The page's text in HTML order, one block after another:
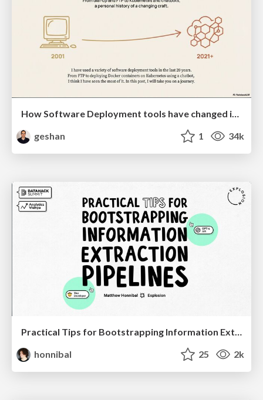
How Software Deployment tools have changed in the past 20 years
geshan
1 34k
Practical Tips for Bootstrapping Information Extraction Pipelines
honnibal
25 2k